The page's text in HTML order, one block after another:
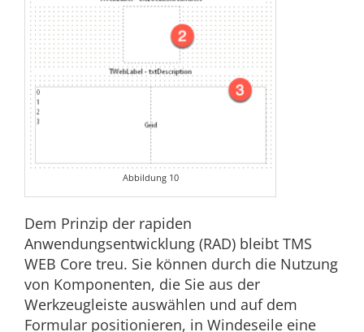
Abbildung 10
Dem Prinzip der rapiden
Anwendungsentwicklung (RAD) bleibt TMS
WEB Core treu. Sie können durch die Nutzung
von Komponenten, die Sie aus der
Werkzeugleiste auswählen und auf dem
Formular positionieren, in Windeseile eine